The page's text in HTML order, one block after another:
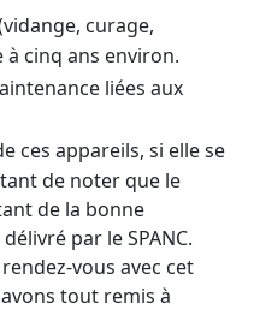
curage,
cinq ans environ.
liées aux
ces appareils, si elle se
de noter que le
de la bonne
par le SPANC.
vous avec cet
tout remis à